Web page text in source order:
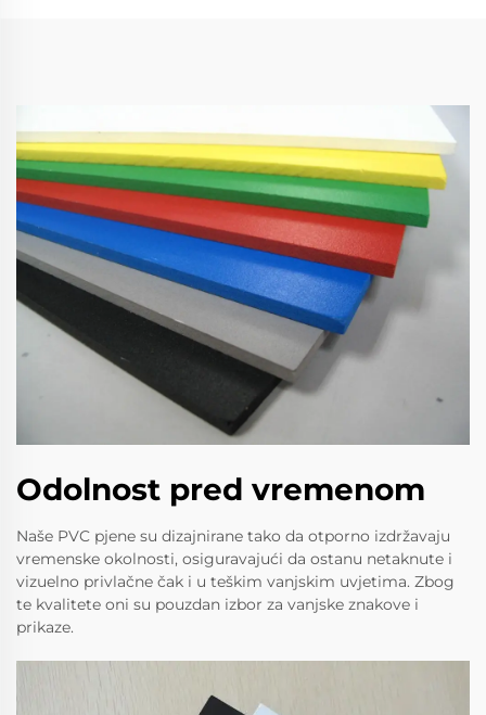
Odolnost pred vremenom
Naše PVC pjene su dizajnirane tako da otporno izdržavaju
vremenske okolnosti, osiguravajući da ostanu netaknute i
vizuelno privlačne čak i u teškim vanjskim uvjetima. Zbog
te kvalitete oni su pouzdan izbor za vanjske znakove i
prikaze.